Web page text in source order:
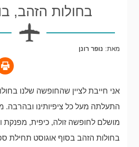
בחולות הזהב,
מאת: נופר רונן
אני חייבת לציין שהחופשה שלנו
התעלתה מעל כל ציפיותינו ובהרבה.
מושלם לחופשה זולה, כיפית, מפנקת
בחולות הזהב בסוף אוגוסט תחילת